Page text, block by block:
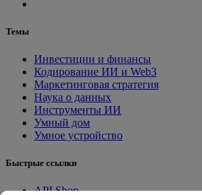
Темы
Инвестиции и финансы
Кодирование ИИ и Web3
Маркетинговая стратегия
Наука о данных
Инструменты ИИ
Умный дом
Умное устройство
Быстрые ссылки
API Shop